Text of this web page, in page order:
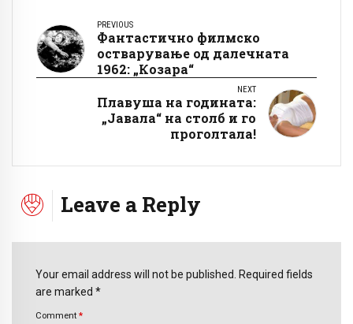
PREVIOUS
Фантастично филмско
остварување од далечната
1962: „Козара“
NEXT
Плавуша на годината:
„Јавала“ на столб и го
проголтала!
Leave a Reply
Your email address will not be published. Required fields
are marked *
Comment *